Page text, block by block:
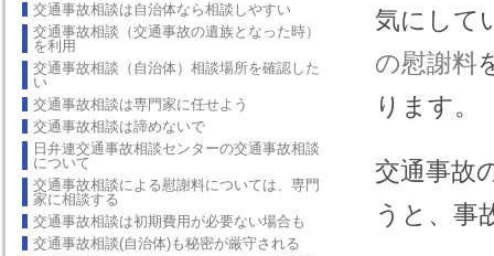
交通事故相談は自治体なら相談しやすい
交通事故相談（交通事故の遺族となった時）
を利用
交通事故相談（自治体）相談場所を確認した
い
交通事故相談は専門家に任せよう
交通事故相談は諦めないで
日弁連交通事故相談センターの交通事故相談
について
交通事故相談による慰謝料については、専門
家に相談する
交通事故相談は初期費用が必要ない場合も
交通事故相談(自治体)も秘密が厳守される
気にして
の慰謝料
ります。
交通事故
うと、事